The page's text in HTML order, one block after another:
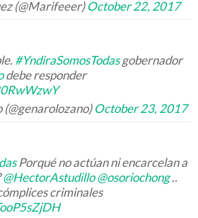
(@Marifeeer) October 22, 2017
#YndiraSomosTodasgobernador
debe responder
(@genarolozano) October 23, 2017
Porqué no actúan ni encarcelan a
@HectorAstudillo @osoriochong..
criminales